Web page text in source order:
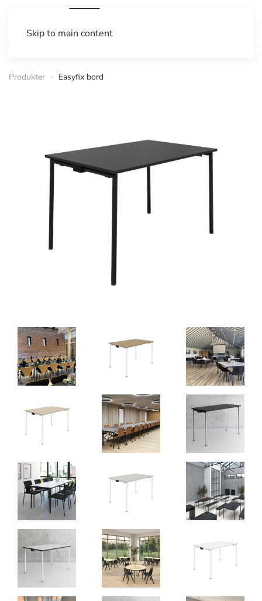
Skip to main content
Produkter Easyfix bord